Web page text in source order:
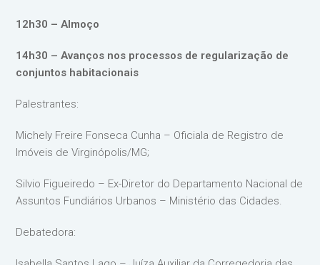
12h30 – Almoço
14h30 – Avanços nos processos de regularização de
conjuntos habitacionais
Palestrantes:
Michely Freire Fonseca Cunha – Oficiala de Registro de
Imóveis de Virginópolis/MG;
Silvio Figueiredo – Ex-Diretor do Departamento Nacional de
Assuntos Fundiários Urbanos – Ministério das Cidades.
Debatedora: